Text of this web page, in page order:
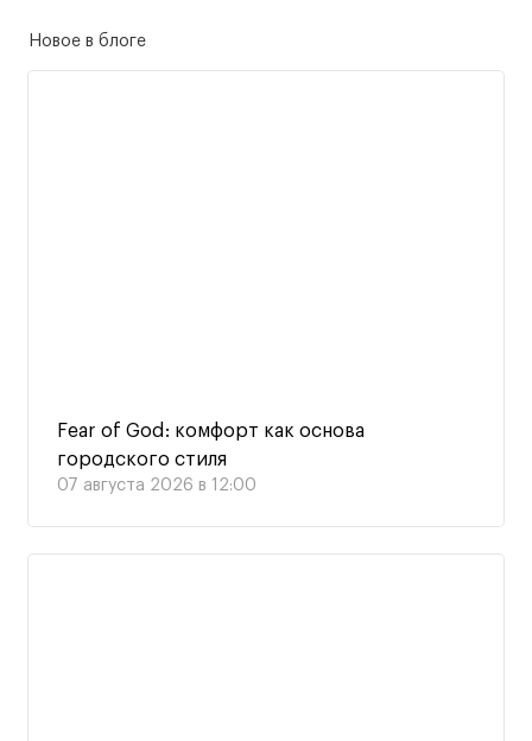
Новое в блоге
Fear of God: комфорт как основа
городского стиля
07 августа 2026 в 12:00